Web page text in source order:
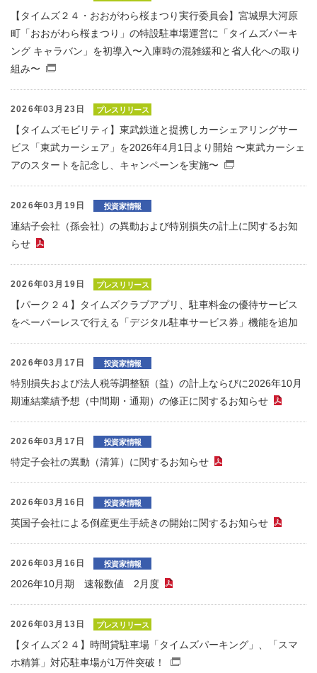
【タイムズ２４・おおがわら桜まつり実行委員会】宮城県大河原
町「おおがわら桜まつり」の特設駐車場運営に「タイムズパーキ
ング キャラバン」を初導入〜入庫時の混雑緩和と省人化への取り
組み〜
2026年03月23日 プレスリリース
【タイムズモビリティ】東武鉄道と提携しカーシェアリングサー
ビス「東武カーシェア」を2026年4月1日より開始 〜東武カーシェ
アのスタートを記念し、キャンペーンを実施〜
2026年03月19日 投資家情報
連結子会社（孫会社）の異動および特別損失の計上に関するお知
らせ
2026年03月19日 プレスリリース
【パーク２４】タイムズクラブアプリ、駐車料金の優待サービス
をペーパーレスで行える「デジタル駐車サービス券」機能を追加
2026年03月17日 投資家情報
特別損失および法人税等調整額（益）の計上ならびに2026年10月
期連結業績予想（中間期・通期）の修正に関するお知らせ
2026年03月17日 投資家情報
特定子会社の異動（清算）に関するお知らせ
2026年03月16日 投資家情報
英国子会社による倒産更生手続きの開始に関するお知らせ
2026年03月16日 投資家情報
2026年10月期 速報数値 2月度
2026年03月13日 プレスリリース
【タイムズ２４】時間貸駐車場「タイムズパーキング」、「スマ
ホ精算」対応駐車場が1万件突破！